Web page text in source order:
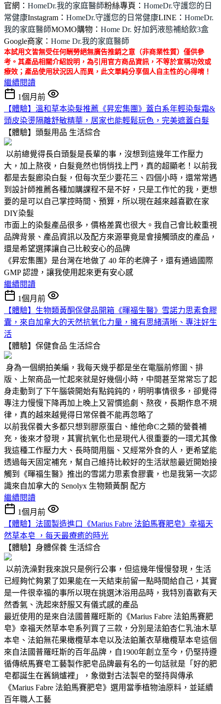
官網： HomeDr.我的家庭醫師粉絲專頁： HomeDr.守護您的日
常健康Instagram： HomeDr.守護您的日常健康LINE： HomeDr.
我的家庭醫師MOMO購物： Home Dr. 好加鈣液態補給飲3盒
Google商家： Home Dr.我的家庭醫師
本試用文皆無受任何酬勞絕無廣告推銷之意（非商業性質）僅供參
考。其產品相關介紹說明，為引用官方商品資訊，不等於宣稱功效或
療效；產品使用狀況因人而異，此文單純分享個人自主性的心得唷！
繼續閱讀
1個月前
【體驗】溫和草本染髮推薦《昇宏集團》蓋白系年輕染髮霜&
頭皮染燙隔離舒敏精華，居家也能輕鬆玩色，完美遮蓋白髮
【體驗】頭髮用品 生活綜合
以前總覺得長白頭髮是長輩的事，沒想到這幾年工作壓力
大，加上熬夜，白髮竟然也悄悄找上門，真的超顯老！以前我
都是去髮廊染白髮，但每次至少要花三、四個小時，還常常遇
到設計師推薦各種加購課程不是不好，只是工作忙的我，更想
要的是可以自己掌控時間、預算，所以現在越來越喜歡在家
DIY染髮
市面上的染髮產品很多，價格差異也很大。我自己會比較重視
品牌背景、產品資訊以及配方來源畢竟是會接觸頭皮的產品，
還是希望選擇讓自己比較安心的品牌
《昇宏集團》是台灣在地做了 40 年的老牌子，還有通過國際
GMP 認證，讓我使用起來更有安心感
繼續閱讀
1個月前
【體驗】生物類黃酮保健品開箱《暉福生醫》雪諾力思素食膠
囊，來自加拿大的天然抗氧化力量，擁有思緒清晰、專注好生
活
【體驗】保健食品 生活綜合
身為一個網拍美編，我每天幾乎都是坐在電腦前修圖、排
版、上架商品一忙起來就是好幾個小時，中間甚至常常忘了起
身走動到了下午腦袋開始有點鈍鈍的，明明事情很多，卻覺得
專注力慢慢下降再加上晚上又習慣追劇、熬夜，長期作息不規
律，真的越來越覺得日常保養不能再忽略了
以前我保養大多都只想到膠原蛋白、維他命C之類的營養補
充，後來才發現，其實抗氧化也是現代人很重要的一環尤其像
我這種工作壓力大、長時間用腦、又經常外食的人，更希望能
透過每天固定補充，幫自己維持比較好的生活狀態最近開始接
觸到《暉福生醫》推出的雪諾力思素食膠囊，也是我第一次認
識來自加拿大的 Senolyx 生物類黃酮 配方
繼續閱讀
1個月前
【體驗】法國製造進口《Marius Fabre 法鉑馬賽肥皂》幸福天
然草本皂 ，每天最療癒的時光
【體驗】身體保養 生活綜合
以前洗澡對我來說只是例行公事，但這幾年慢慢發現，生活
已經夠忙夠累了如果能在一天結束前留一點時間給自己，其實
是一件很幸福的事所以現在挑選沐浴用品時，我特別喜歡有天
然香氣、洗起來舒服又有儀式感的產品
最近使用的是來自法國普羅旺斯的《Marius Fabre 法鉑馬賽肥
皂》幸福天然草本皂系列買了三款，分別是法鉑杏仁乳油木草
本皂、法鉑無花果橄欖草本皂以及法鉑薰衣草橄欖草本皂這個
來自法國普羅旺斯的百年品牌，自1900年創立至今，仍堅持遵
循傳統馬賽皂工藝製作肥皂品牌最有名的一句話就是「好的肥
皂都誕生在舊鍋爐裡」，象徵對古法製皂的堅持與傳承
《Marius Fabre 法鉑馬賽肥皂》選用當季植物油原料，並延續
百年職人工藝